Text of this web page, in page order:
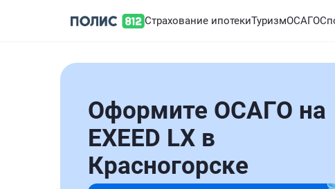
Страхование ипотекиТуризмОСАГО
Оформите ОСАГО на
EXEED LX в
Красногорске